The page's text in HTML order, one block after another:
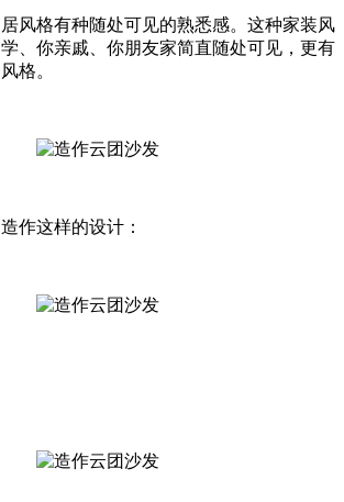
风格有种随处可见的熟悉感。这种家装风
、你亲戚、你朋友家简直随处可见，更有
格。
作这样的设计：